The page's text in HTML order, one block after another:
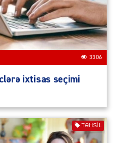
3306
ixtisas seçimi
TƏHSIL